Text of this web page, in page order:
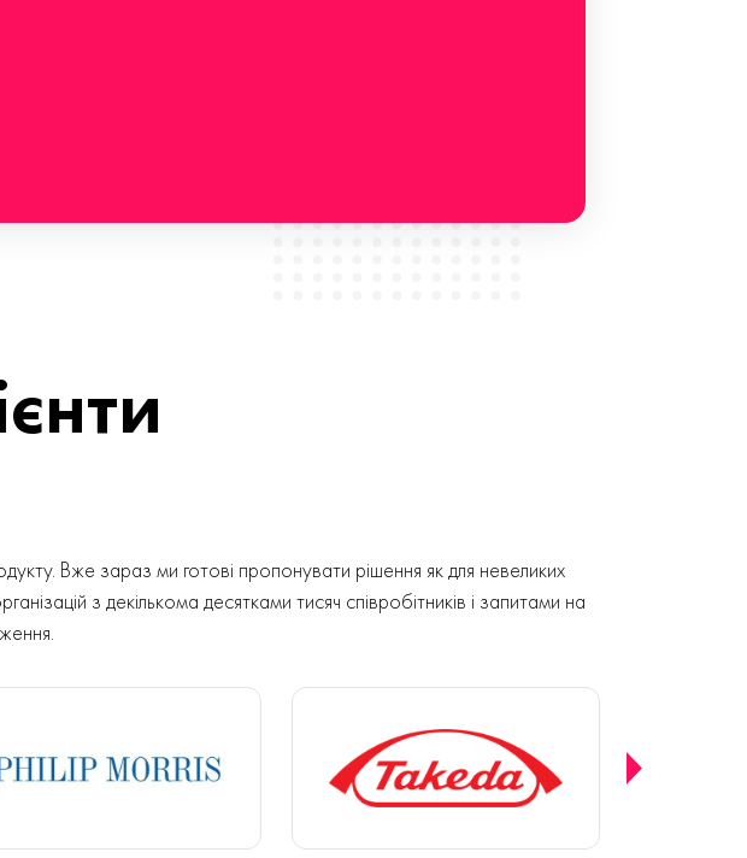
Вже зараз ми готові пропонувати рішення як для невеликих
з декількома десятками тисяч співробітників і запитами на